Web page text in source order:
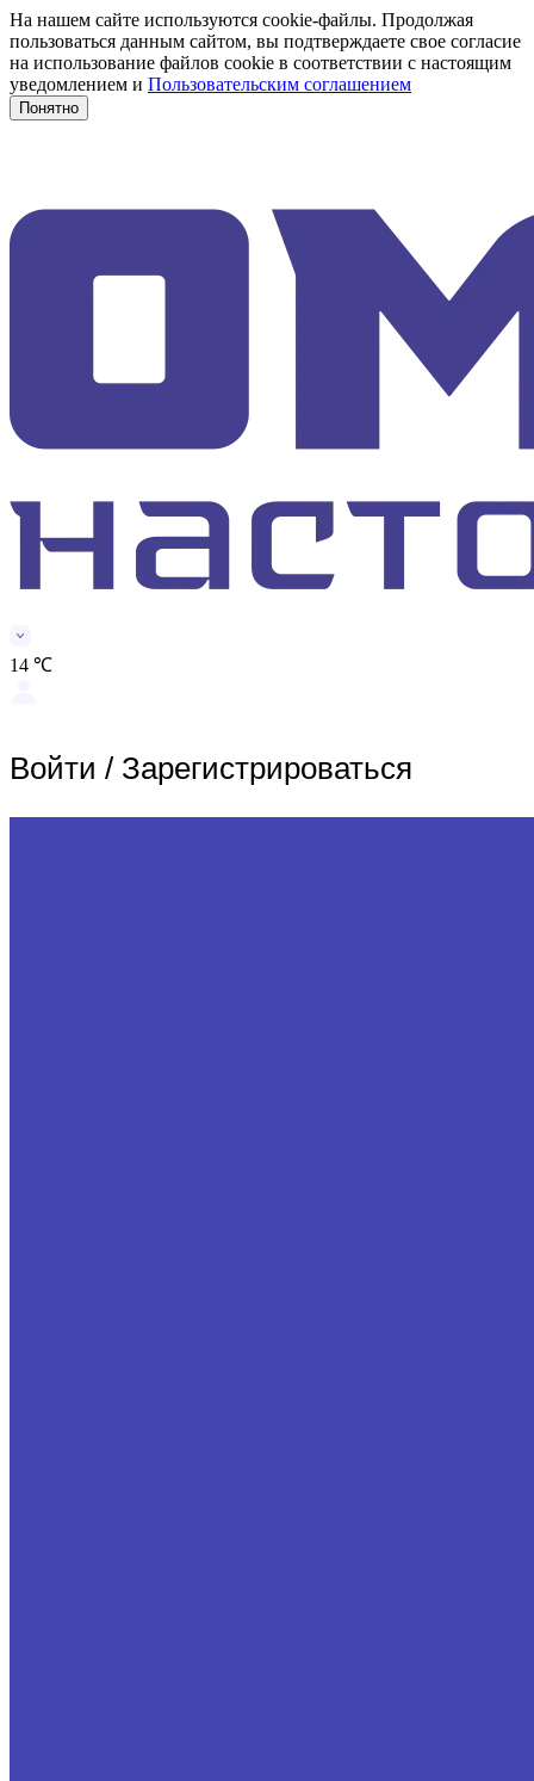
На нашем сайте используются cookie-файлы. Продолжая
пользоваться данным сайтом, вы подтверждаете свое согласие
на использование файлов cookie в соответствии с настоящим
уведомлением и Пользовательским соглашением
Понятно
14 ℃
Войти / Зарегистрироваться